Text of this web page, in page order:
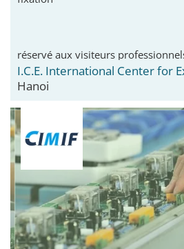
réservé aux visiteurs
I.C.E. International Center for
Hanoi